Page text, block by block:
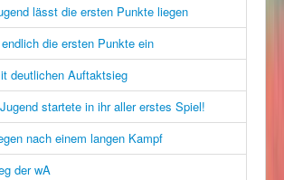
lässt die ersten Punkte liegen
die ersten Punkte ein
deutlichen Auftaktsieg
startete in ihr aller erstes Spiel!
nach einem langen Kampf
der wA